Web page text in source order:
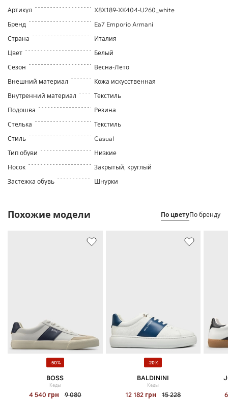
Артикул
X8X189-XK404-U260_white
Бренд
Ea7 Emporio Armani
Страна
Италия
Цвет
Белый
Сезон
Весна-Лето
Внешний материал
Кожа искусственная
Внутренний материал
Текстиль
Подошва
Резина
Стелька
Текстиль
Стиль
Casual
Тип обуви
Низкие
Носок
Закрытый, круглый
Застежка обувь
Шнурки
Похожие модели По цветуПо бренду
-50%
BOSS
Кеды
4 540 грн
9 080
-20%
BALDININI
Кеды
12 182 грн
15 228